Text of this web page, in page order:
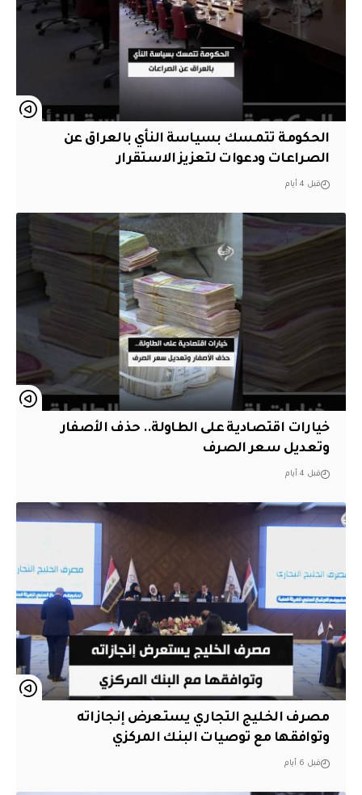
الحكومة تتمسك بسياسة النأي بالعراق عن
الصراعات ودعوات لتعزيز الاستقرار
قبل 4 أيام
خيارات اقتصادية على الطاولة.. حذف الأصفار
وتعديل سعر الصرف
قبل 4 أيام
مصرف الخليج التجاري يستعرض إنجازاته
وتوافقها مع توصيات البنك المركزي
قبل 6 أيام